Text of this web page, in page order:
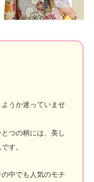
うか迷っていませ
つの柄には、美し
す。
中でも人気のモチ